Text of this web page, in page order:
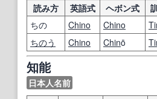
読み方
英語式 ヘボン式
ちの
Chino Chino
ちのう
Chino Chinō
知能
日本人名前